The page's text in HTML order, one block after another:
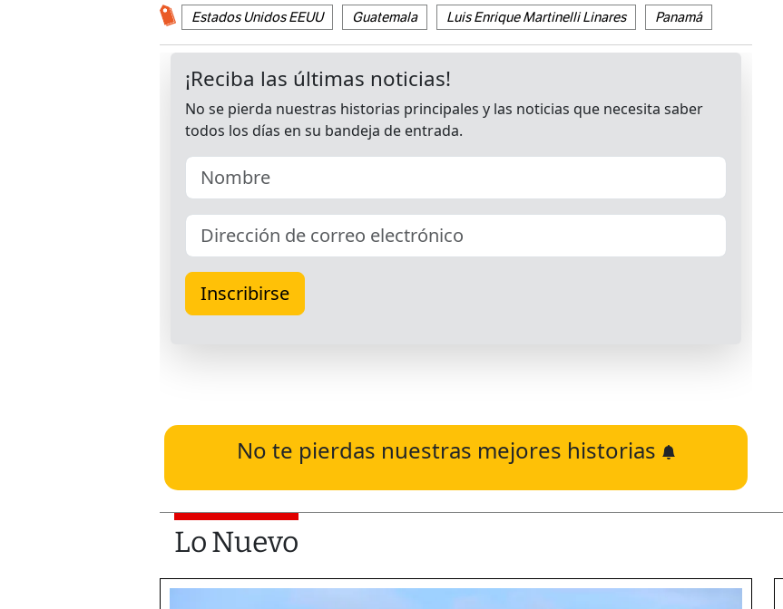
Estados Unidos EEUU Guatemala Luis Enrique Martinelli Linares Panamá
No te pierdas nuestras mejores historias
Lo Nuevo